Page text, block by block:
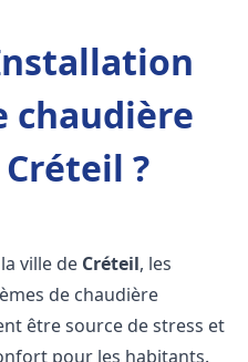
chaudière
?
ville de Créteil, les
de chaudière
être source de stress et
pour les habitants.